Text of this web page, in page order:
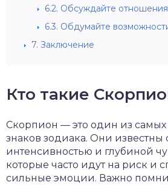
6.2. Обсуждайте
6.3. Обдумайте
7. Заключение
Кто такие
Скорпион — это один из
знаков зодиака. Они известны
интенсивностью и глубиной
которые часто идут на риск и
сильные эмоции. Важно